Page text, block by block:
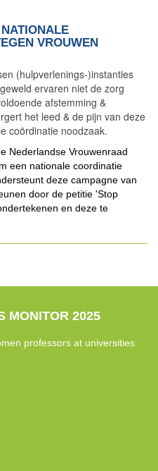
VROUWEN
(hulpverlenings-)instanties
ervaren niet de zorg
afstemming &
het leed & de pijn van deze
coördinatie noodzaak.
Nederlandse Vrouwenraad
een nationale coordinatie
deze campagne van
door de petitie 'Stop
en deze te
MONITOR 2025
professors at universities